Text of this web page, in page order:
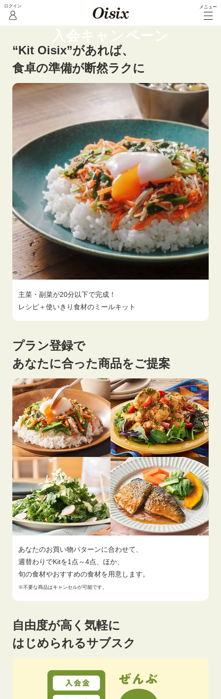
メニュー
Kit Oisixプラン
入会キャンペーン
“Kit Oisix”があれば、
食卓の準備が断然ラクに
主菜・副菜が20分以下で完成！
レシピ＋使いきり食材のミールキット
プラン登録で
あなたに合った商品をご提案
あなたのお買い物パターンに合わせて、
週替わりでKitを1点～4点、ほか、
旬の食材やおすすめの食材を用意します。
※不要な商品はキャンセルが可能です。
自由度が高く気軽に
はじめられるサブスク